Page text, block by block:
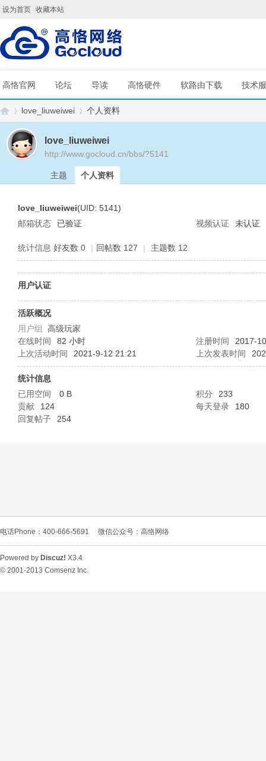
设为首页 收藏本站
高恪官网 论坛 导读 高恪硬件 软路由下载 技术
L
love_liuweiwei 个人资料
love_liuweiwei
http://www.gocloud.cn/bbs/?5141
主题 个人资料
love_liuweiwei(UID: 5141)
邮箱状态
已验证 视频认证 未认证
统计信息 好友数 0 | 回帖数 127 | 主题数 12
用户认证
活跃概况
用户组 高级玩家
在线时间
82 小时 注册时间
2017-
上次活动时间
2021-9-12 21:21 上次发表时间
统计信息
已用空间
0 B 积分
233
贡献
124 每天登录
180
回复帖子
254
电话Phone：400-666-5691 微信公众号：高恪网络
Powered by Discuz! X3.4
© 2001-2013 Comsenz Inc.